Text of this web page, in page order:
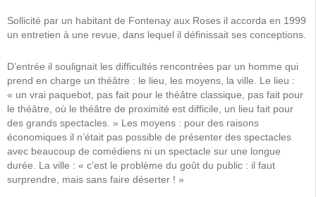
Sollicité par un habitant de Fontenay aux Roses il accorda en 1999
un entretien à une revue, dans lequel il définissait ses conceptions.
D’entrée il soulignait les difficultés rencontrées par un homme qui
prend en charge un théâtre : le lieu, les moyens, la ville. Le lieu :
« un vrai paquebot, pas fait pour le théâtre classique, pas fait pour
le théâtre, où le théâtre de proximité est difficile, un lieu fait pour
des grands spectacles. » Les moyens : pour des raisons
économiques il n’était pas possible de présenter des spectacles
avec beaucoup de comédiens ni un spectacle sur une longue
durée. La ville : « c’est le problème du goût du public : il faut
surprendre, mais sans faire déserter ! »